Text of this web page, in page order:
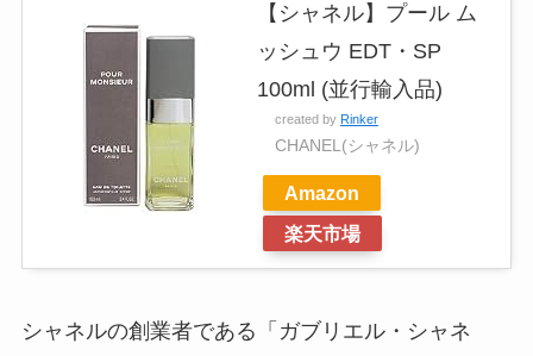
【シャネル】プール ム
ッシュウ EDT・SP
100ml (並行輸入品)
created by Rinker
CHANEL(シャネル)
Amazon
楽天市場
シャネルの創業者である「ガブリエル・シャネ